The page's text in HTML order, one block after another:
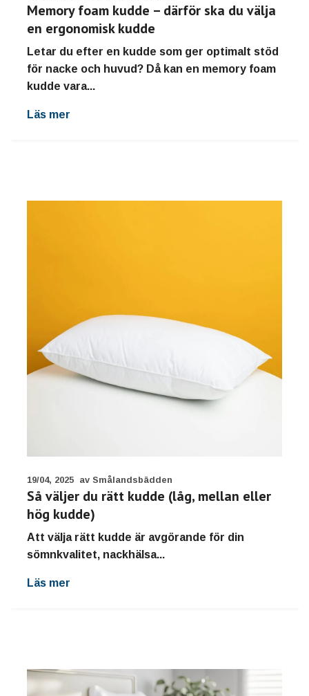
Memory foam kudde – därför ska du välja
en ergonomisk kudde
Letar du efter en kudde som ger optimalt stöd
för nacke och huvud? Då kan en memory foam
kudde vara...
Läs mer
19/04, 2025 av Smålandsbädden
Så väljer du rätt kudde (låg, mellan eller
hög kudde)
Att välja rätt kudde är avgörande för din
sömnkvalitet, nackhälsa...
Läs mer